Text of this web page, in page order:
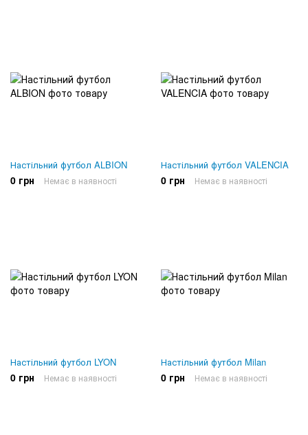
Настільний футбол ALBION
0 грн Немає в наявності
Настільний футбол VALENCIA
0 грн Немає в наявності
Настільний футбол LYON
0 грн Немає в наявності
Настільний футбол Milan
0 грн Немає в наявності